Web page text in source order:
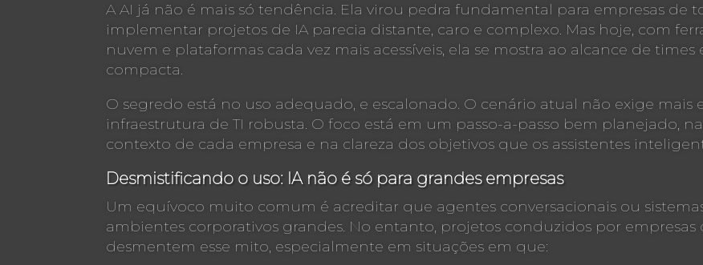
A AI já não é mais só tendência. Ela virou pedra fundamental para empresas de
implementar projetos de IA parecia distante, caro e complexo. Mas hoje, com
nuvem e plataformas cada vez mais acessíveis, ela se mostra ao alcance de
compacta.
O segredo está no uso adequado, e escalonado. O cenário atual não exige mais
infraestrutura de TI robusta. O foco está em um passo-a-passo bem planejado,
contexto de cada empresa e na clareza dos objetivos que os assistentes
Desmistificando o uso: IA não é só para grandes empresas
Um equívoco muito comum é acreditar que agentes conversacionais ou
ambientes corporativos grandes. No entanto, projetos conduzidos por
desmentem esse mito, especialmente em situações em que: